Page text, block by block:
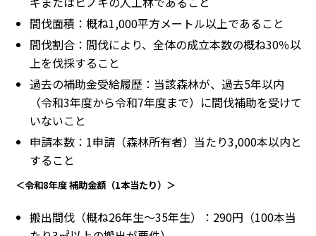
間伐面積：概ね1,000平方メートル以上であること
間伐割合：間伐により、全体の成立本数の概ね30％以
上を伐採すること
過去の補助金受給履歴：当該森林が、過去5年以内
（令和3年度から令和7年度まで）に間伐補助を受けて
いないこと
申請本数：1申請（森林所有者）当たり3,000本以内と
すること
＜令和8年度 補助金額（1本当たり）＞
搬出間伐（概ね26年生～35年生）：290円（100本当